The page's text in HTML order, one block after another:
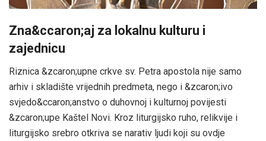
Zna&ccaron;aj za lokalnu kulturu i
zajednicu
Riznica &zcaron;upne crkve sv. Petra apostola nije samo
arhiv i skladište vrijednih predmeta, nego i &zcaron;ivo
svjedo&ccaron;anstvo o duhovnoj i kulturnoj povijesti
&zcaron;upe Kaštel Novi. Kroz liturgijsko ruho, relikvije i
liturgijsko srebro otkriva se narativ ljudi koji su ovdje